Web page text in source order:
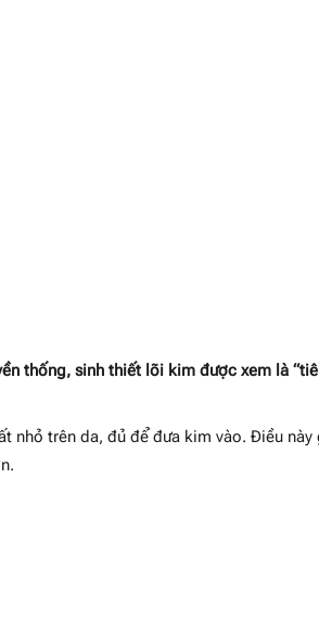
thống, sinh thiết lõi kim được xem là
nhỏ trên da, đủ để đưa kim vào. Điều